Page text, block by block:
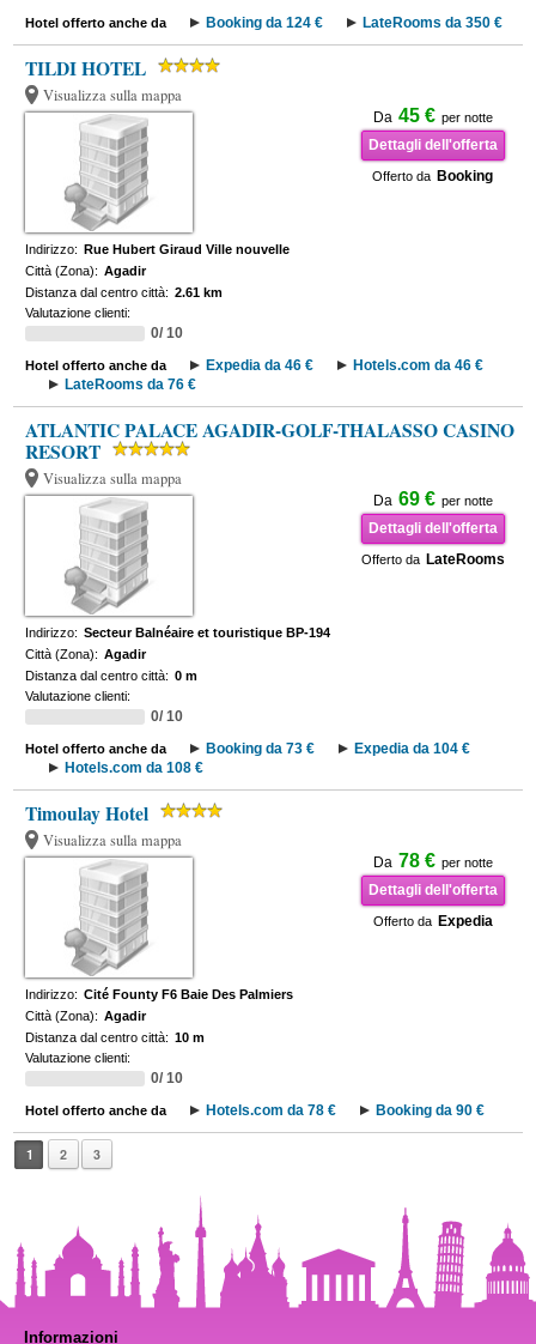
Hotel offerto anche da Booking da 124 € LateRooms da 350 €
TILDI HOTEL
Visualizza sulla mappa
Da 45 € per notte
Dettagli dell'offerta
Offerto da Booking
Indirizzo: Rue Hubert Giraud Ville nouvelle
Città (Zona): Agadir
Distanza dal centro città: 2.61 km
Valutazione clienti:
0/ 10
Hotel offerto anche da Expedia da 46 €
Hotels.com da 46 €
LateRooms da 76 €
ATLANTIC PALACE AGADIR-GOLF-THALASSO CASINO
RESORT
Visualizza sulla mappa
Da 69 € per notte
Dettagli dell'offerta
Offerto da LateRooms
Indirizzo: Secteur Balnéaire et touristique BP-194
Città (Zona): Agadir
Distanza dal centro città: 0 m
Valutazione clienti:
0/ 10
Hotel offerto anche da Booking da 73 €
Expedia da 104 €
Hotels.com da 108 €
Timoulay Hotel
Visualizza sulla mappa
Da 78 € per notte
Dettagli dell'offerta
Offerto da Expedia
Indirizzo: Cité Founty F6 Baie Des Palmiers
Città (Zona): Agadir
Distanza dal centro città: 10 m
Valutazione clienti:
0/ 10
Hotel offerto anche da Hotels.com da 78 € Booking da 90 €
1 2 3
Informazioni